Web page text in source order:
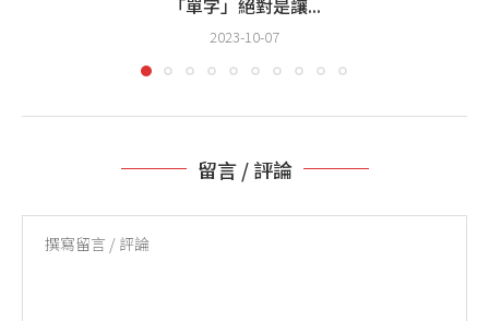
「單字」絕對是讓...
2023-10-07
留言 / 評論